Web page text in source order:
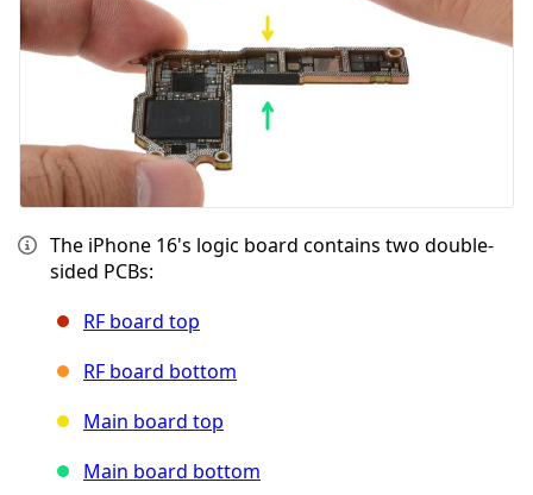
The iPhone 16's logic board contains two double-
sided PCBs:
RF board top
RF board bottom
Main board top
Main board bottom